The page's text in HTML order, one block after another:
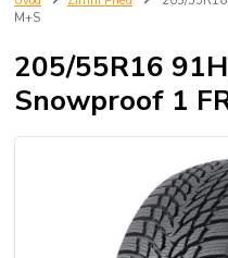
M+S
205/55R16
Snowproof 1